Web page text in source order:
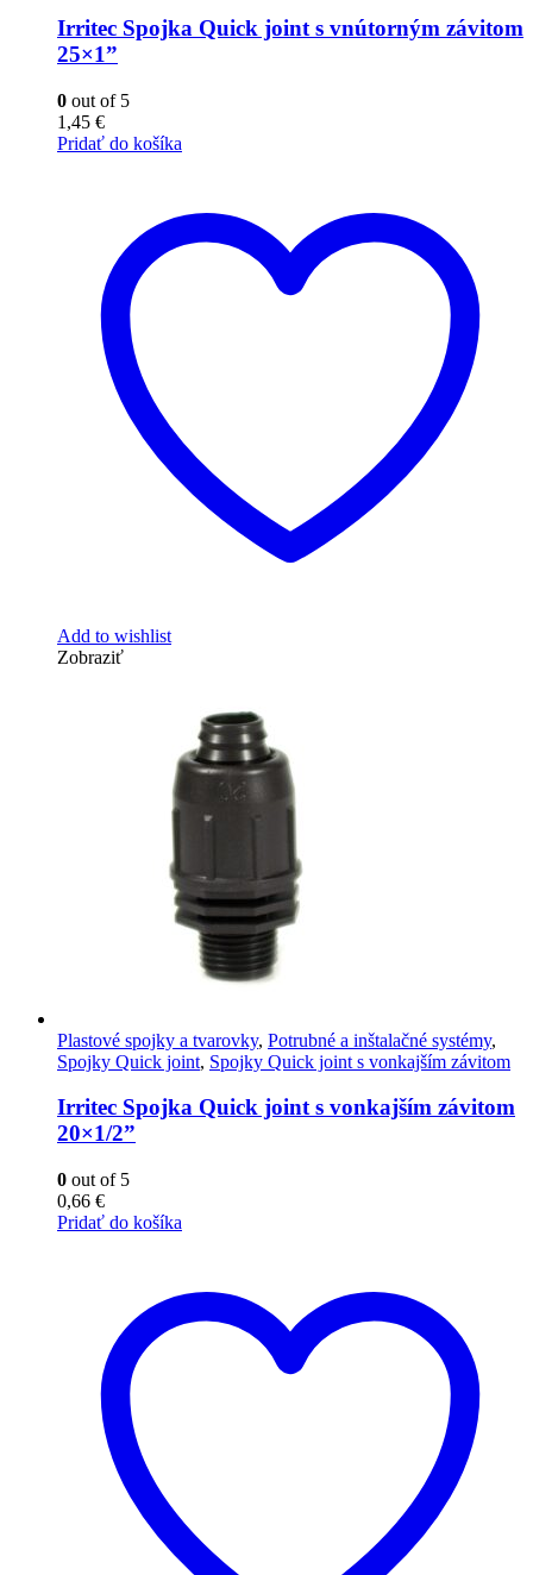
Irritec Spojka Quick joint s vnútorným závitom
25×1”
0 out of 5
1,45 €
Pridať do košíka
Add to wishlist
Zobraziť
Plastové spojky a tvarovky, Potrubné a inštalačné systémy,
Spojky Quick joint, Spojky Quick joint s vonkajším závitom
Irritec Spojka Quick joint s vonkajším závitom
20×1/2”
0 out of 5
0,66 €
Pridať do košíka